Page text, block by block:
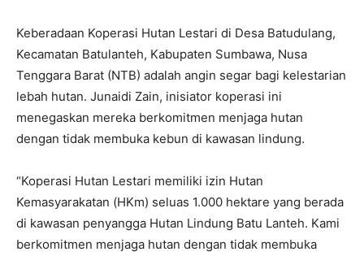
Keberadaan Koperasi Hutan Lestari di Desa Batudulang,
Kecamatan Batulanteh, Kabupaten Sumbawa, Nusa
Tenggara Barat (NTB) adalah angin segar bagi kelestarian
lebah hutan. Junaidi Zain, inisiator koperasi ini
menegaskan mereka berkomitmen menjaga hutan
dengan tidak membuka kebun di kawasan lindung.
“Koperasi Hutan Lestari memiliki izin Hutan
Kemasyarakatan (HKm) seluas 1.000 hektare yang berada
di kawasan penyangga Hutan Lindung Batu Lanteh. Kami
berkomitmen menjaga hutan dengan tidak membuka